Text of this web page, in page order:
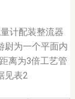
计配装整流器
尉为一个平面内
离为3倍工艺管
见表2